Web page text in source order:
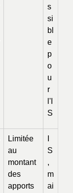
s
si
bl
e
p
o
u
r
l'I
S
Limitée
au
montant
des
apports
S
,
m
ai